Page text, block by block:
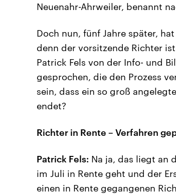
Neuenahr-Ahrweiler, benannt
Doch nun, fünf Jahre später,
denn der vorsitzende Richter
Patrick Fels von der Info- und
gesprochen, die den Prozess
sein, dass ein so groß
endet?
Richter in Rente – Verfahren
Patrick Fels: Na ja, das liegt an
im Juli in Rente geht und der
einen in Rente gegangenen